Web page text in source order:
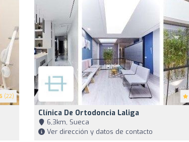
(22)
Clínica De Ortodoncia Laliga
6,3km, Sueca
Ver dirección y datos de contacto